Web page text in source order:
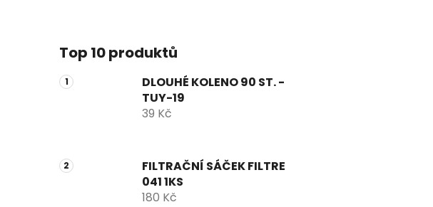
Top 10 produktů
DLOUHÉ KOLENO 90 ST. -
TUY-19
39 Kč
FILTRAČNÍ SÁČEK FILTRE
041 1KS
180 Kč